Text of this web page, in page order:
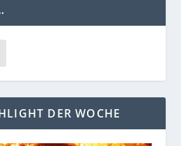
DER WOCHE